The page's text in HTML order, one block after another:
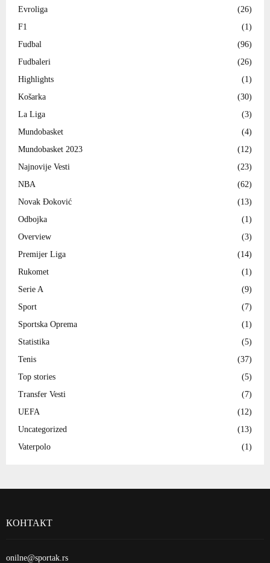
Evroliga
(26)
F1
(1)
Fudbal
(96)
Fudbaleri
(26)
Highlights
(1)
Košarka
(30)
La Liga
(3)
Mundobasket
(4)
Mundobasket 2023
(12)
Najnovije Vesti
(23)
NBA
(62)
Novak Đoković
(13)
Odbojka
(1)
Overview
(3)
Premijer Liga
(14)
Rukomet
(1)
Serie A
(9)
Sport
(7)
Sportska Oprema
(1)
Statistika
(5)
Tenis
(37)
Top stories
(5)
Transfer Vesti
(7)
UEFA
(12)
Uncategorized
(13)
Vaterpolo
(1)
КОНТАКТ
onilne@sportak.rs